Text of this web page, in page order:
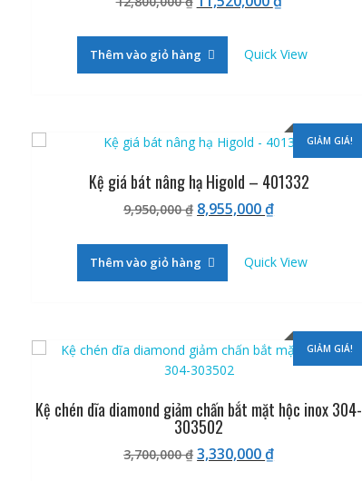
là:
12,800,000 ₫.là:
Thêm vào giỏ hàng Quick View
GIẢM GIÁ!
Kệ giá bát nâng hạ Higold – 401332
9,950,000₫ Giá
là:
9,950,000 ₫.
8,955,000₫Giá
là:
Thêm vào giỏ hàng Quick View
GIẢM GIÁ!
Kệ chén dĩa diamond giảm chấn bắt mặt hộc inox 304-
303502
3,700,000₫ Giá
3,330,000₫Giá